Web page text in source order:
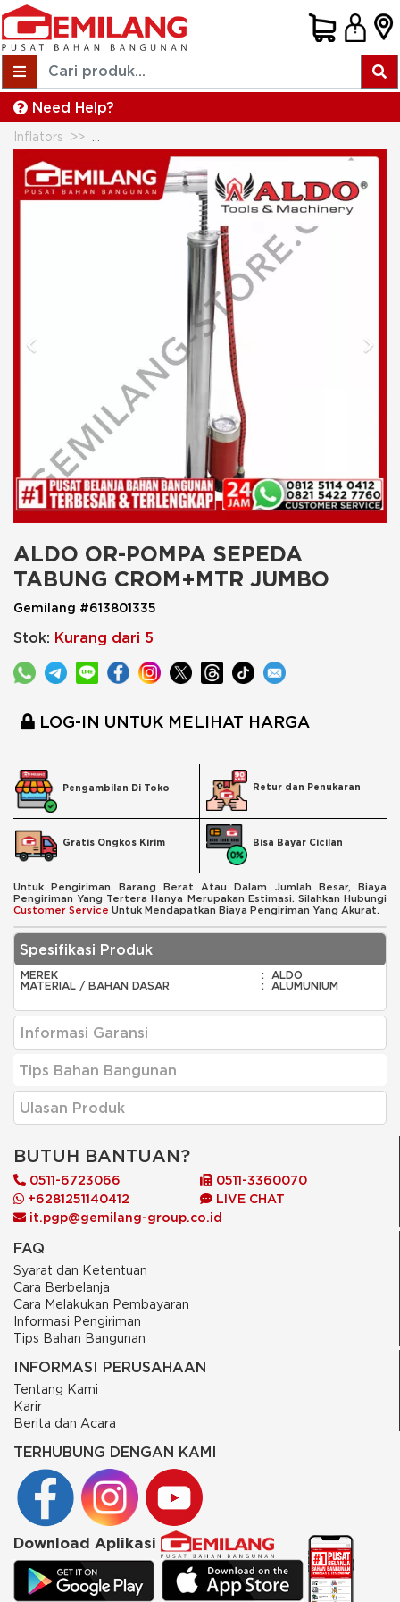
Need Help?
Inflators
Previous Next
ALDO OR-POMPA SEPEDA
TABUNG CROM+MTR JUMBO
Gemilang #613801335
Stok: Kurang dari 5
LOG-IN UNTUK MELIHAT HARGA
Pengambilan Di Toko Retur dan Penukaran
Gratis Ongkos Kirim Bisa Bayar Cicilan
Untuk Pengiriman Barang Berat Atau Dalam Jumlah Besar, Biaya
Pengiriman Yang Tertera Hanya Merupakan Estimasi. Silahkan Hubungi
Customer Service Untuk Mendapatkan Biaya Pengiriman Yang Akurat.
Spesifikasi Produk
MEREK : ALDO
MATERIAL / BAHAN DASAR
: ALUMUNIUM
Informasi Garansi
Tips Bahan Bangunan
Ulasan Produk
BUTUH BANTUAN?
0511-6723066
0511-3360070
+6281251140412
LIVE CHAT
it.pgp@gemilang-group.co.id
FAQ
Syarat dan Ketentuan
Cara Berbelanja
Cara Melakukan Pembayaran
Informasi Pengiriman
Tips Bahan Bangunan
INFORMASI PERUSAHAAN
Tentang Kami
Karir
Berita dan Acara
TERHUBUNG DENGAN KAMI
Download Aplikasi